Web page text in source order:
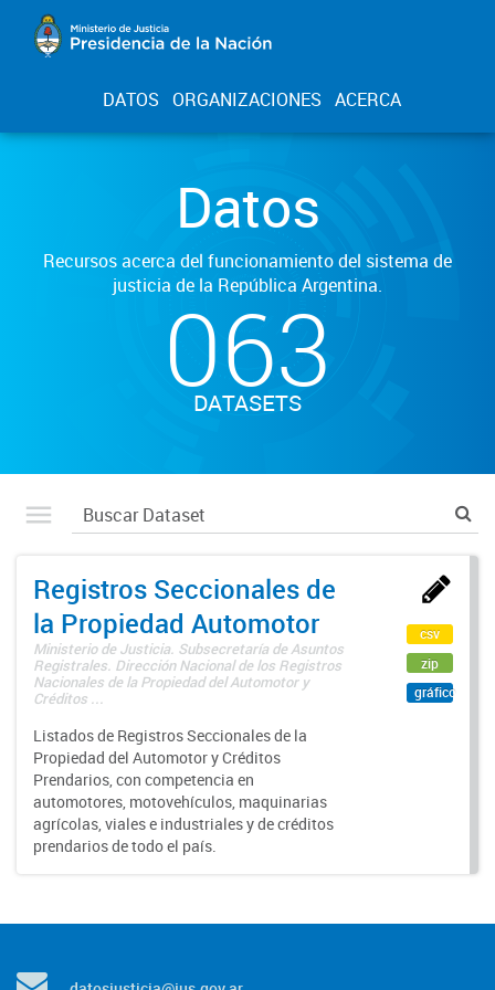
DATOS ORGANIZACIONES ACERCA
Datos
Recursos acerca del funcionamiento del sistema de
justicia de la República Argentina.
063
DATASETS
Registros Seccionales de
la Propiedad Automotor
Ministerio de Justicia. Subsecretaría de Asuntos
Registrales. Dirección Nacional de los Registros
Nacionales de la Propiedad del Automotor y
Créditos ...
Listados de Registros Seccionales de la
Propiedad del Automotor y Créditos
Prendarios, con competencia en
automotores, motovehículos, maquinarias
agrícolas, viales e industriales y de créditos
prendarios de todo el país.
csv
zip
gráfico